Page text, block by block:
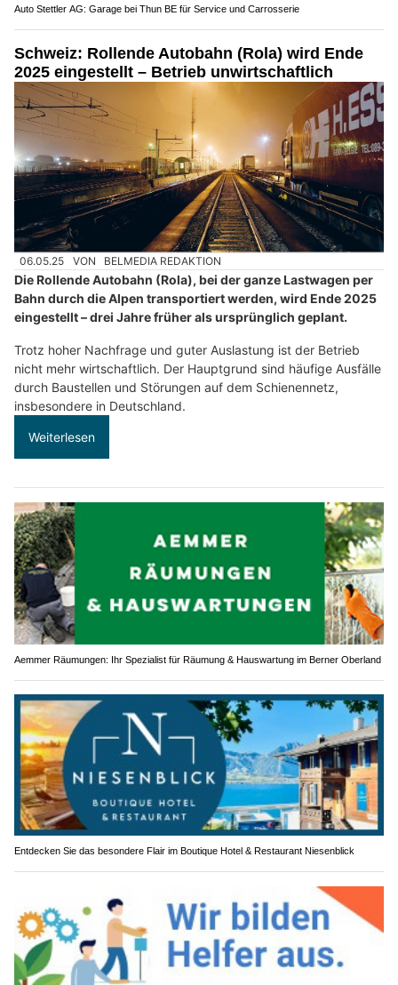
Auto Stettler AG: Garage bei Thun BE für Service und Carrosserie
Schweiz: Rollende Autobahn (Rola) wird Ende
2025 eingestellt – Betrieb unwirtschaftlich
06.05.25 VON BELMEDIA REDAKTION
Die Rollende Autobahn (Rola), bei der ganze Lastwagen per
Bahn durch die Alpen transportiert werden, wird Ende 2025
eingestellt – drei Jahre früher als ursprünglich geplant.
Trotz hoher Nachfrage und guter Auslastung ist der Betrieb
nicht mehr wirtschaftlich. Der Hauptgrund sind häufige Ausfälle
durch Baustellen und Störungen auf dem Schienennetz,
insbesondere in Deutschland.
Weiterlesen
Aemmer Räumungen: Ihr Spezialist für Räumung & Hauswartung im Berner Oberland
Entdecken Sie das besondere Flair im Boutique Hotel & Restaurant Niesenblick